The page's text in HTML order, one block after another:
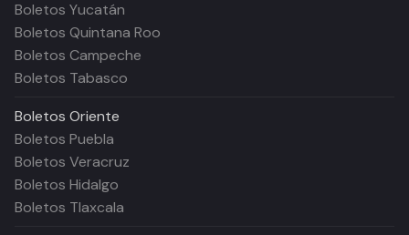
Boletos Yucatán
Boletos Quintana Roo
Boletos Campeche
Boletos Tabasco
Boletos Oriente
Boletos Puebla
Boletos Veracruz
Boletos Hidalgo
Boletos Tlaxcala